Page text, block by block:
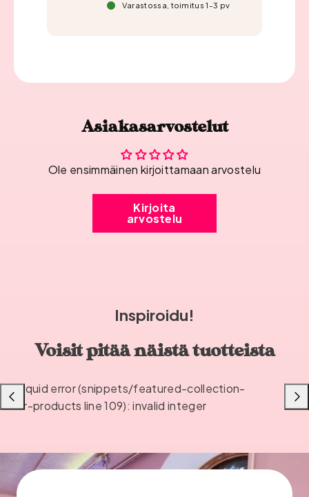
Varastossa, toimitus 1-3 pv
Asiakasarvostelut
Ole ensimmäinen kirjoittamaan arvostelu
Kirjoita
arvostelu
Inspiroidu!
Voisit pitää näistä tuotteista
Liquid error (snippets/featured-collection-
or-products line 109): invalid integer
Liu'uta
vasemmalle